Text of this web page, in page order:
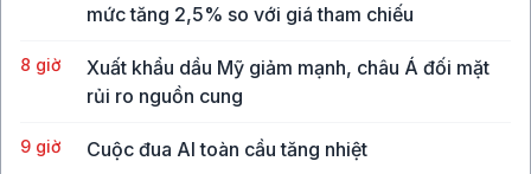
mức tăng 2,5% so với giá tham chiếu
8 giờ
Xuất khẩu dầu Mỹ giảm mạnh, châu Á đối mặt
rủi ro nguồn cung
9 giờ Cuộc đua AI toàn cầu tăng nhiệt